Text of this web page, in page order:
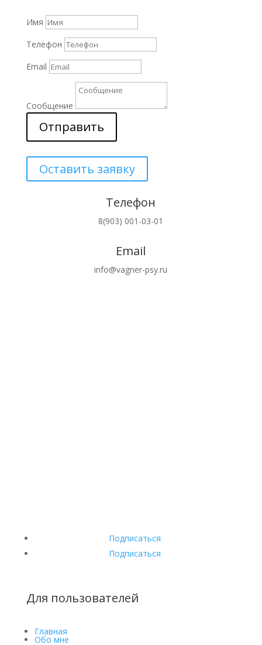
Имя
Телефон
Email
Сообщение
Отправить
Оставить заявку
Телефон
8(903) 001-03-01
Email
info@vagner-psy.ru
Подписаться
Подписаться
Для пользователей
Главная
Обо мне